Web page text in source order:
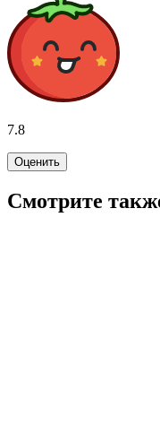
7.8
Оценить
Смотрите